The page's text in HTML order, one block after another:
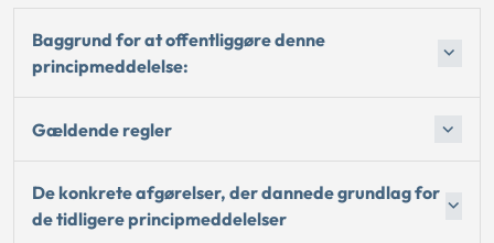
Baggrund for at offentliggøre denne
principmeddelelse:
Gældende regler
De konkrete afgørelser, der dannede grundlag for
de tidligere principmeddelelser